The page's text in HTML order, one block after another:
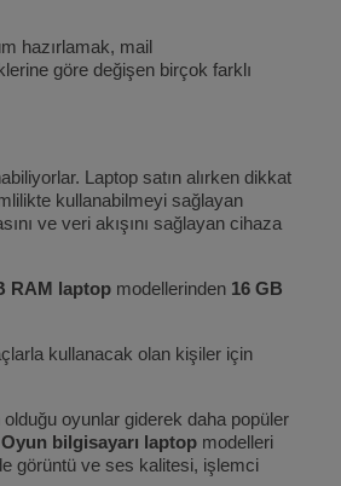
hazırlamak, mail
göre değişen birçok farklı
Laptop satın alırken dikkat
kullanabilmeyi sağlayan
ve veri akışını sağlayan cihaza
RAM laptop modellerinden 16 GB
kullanacak olan kişiler için
oyunlar giderek daha popüler
Oyun bilgisayarı laptop modelleri
görüntü ve ses kalitesi, işlemci